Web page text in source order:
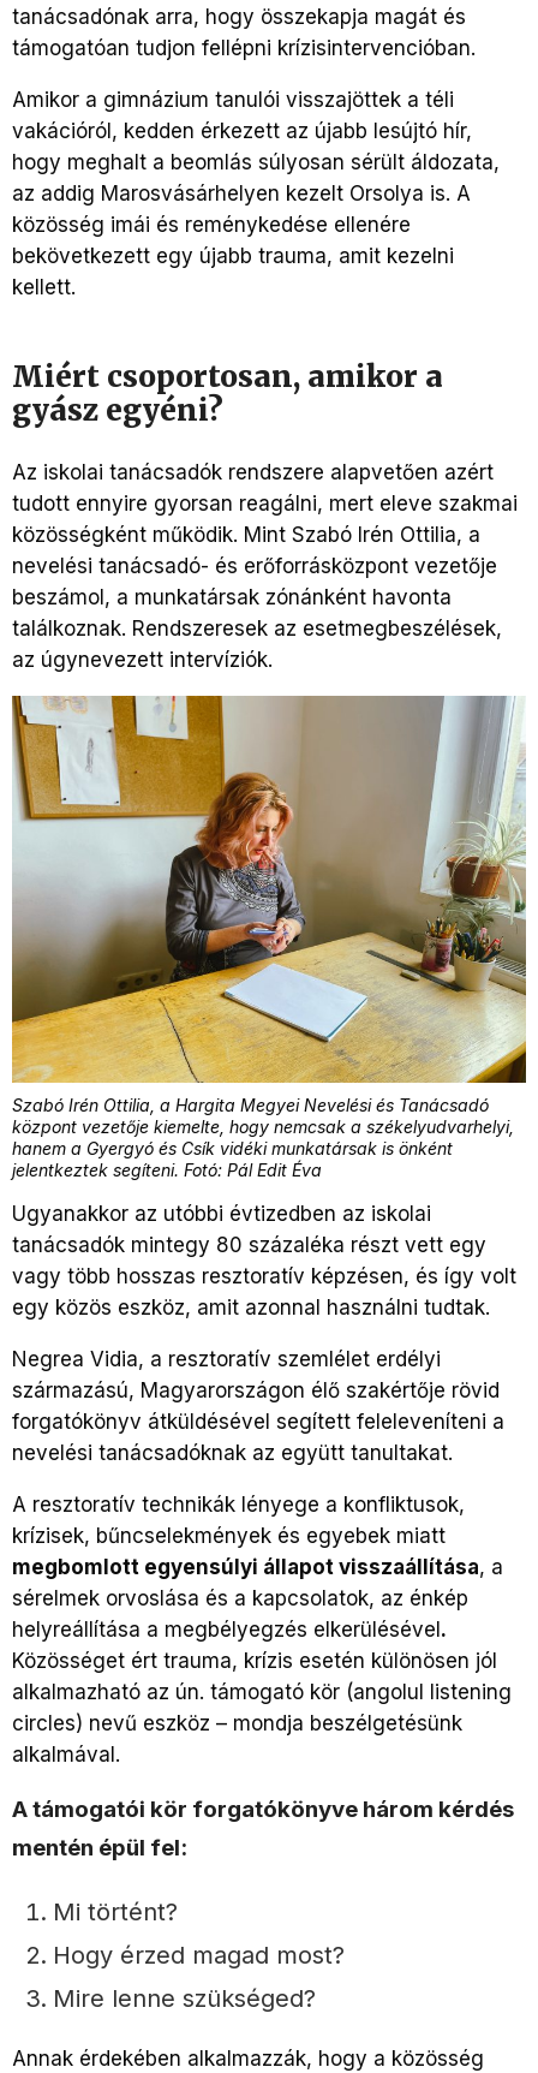
tanácsadónak arra, hogy összekapja magát és
támogatóan tudjon fellépni krízisintervencióban.
Amikor a gimnázium tanulói visszajöttek a téli
vakációról, kedden érkezett az újabb lesújtó hír,
hogy meghalt a beomlás súlyosan sérült áldozata,
az addig Marosvásárhelyen kezelt Orsolya is. A
közösség imái és reménykedése ellenére
bekövetkezett egy újabb trauma, amit kezelni
kellett.
Miért csoportosan, amikor a
gyász egyéni?
Az iskolai tanácsadók rendszere alapvetően azért
tudott ennyire gyorsan reagálni, mert eleve szakmai
közösségként működik. Mint Szabó Irén Ottilia, a
nevelési tanácsadó- és erőforrásközpont vezetője
beszámol, a munkatársak zónánként havonta
találkoznak. Rendszeresek az esetmegbeszélések,
az úgynevezett intervíziók.
Szabó Irén Ottilia, a Hargita Megyei Nevelési és Tanácsadó
központ vezetője kiemelte, hogy nemcsak a székelyudvarhelyi,
hanem a Gyergyó és Csík vidéki munkatársak is önként
jelentkeztek segíteni. Fotó: Pál Edit Éva
Ugyanakkor az utóbbi évtizedben az iskolai
tanácsadók mintegy 80 százaléka részt vett egy
vagy több hosszas resztoratív képzésen, és így volt
egy közös eszköz, amit azonnal használni tudtak.
Negrea Vidia, a resztoratív szemlélet erdélyi
származású, Magyarországon élő szakértője rövid
forgatókönyv átküldésével segített feleleveníteni a
nevelési tanácsadóknak az együtt tanultakat.
A resztoratív technikák lényege a konfliktusok,
krízisek, bűncselekmények és egyebek miatt
megbomlott egyensúlyi állapot visszaállítása, a
sérelmek orvoslása és a kapcsolatok, az énkép
helyreállítása a megbélyegzés elkerülésével.
Közösséget ért trauma, krízis esetén különösen jól
alkalmazható az ún. támogató kör (angolul listening
circles) nevű eszköz – mondja beszélgetésünk
alkalmával.
A támogatói kör forgatókönyve három kérdés
mentén épül fel:
Mi történt?
Hogy érzed magad most?
Mire lenne szükséged?
Annak érdekében alkalmazzák, hogy a közösség